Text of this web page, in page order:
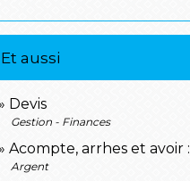
Et aussi
Devis
Gestion - Finances
Acompte, arrhes et avoir
Argent